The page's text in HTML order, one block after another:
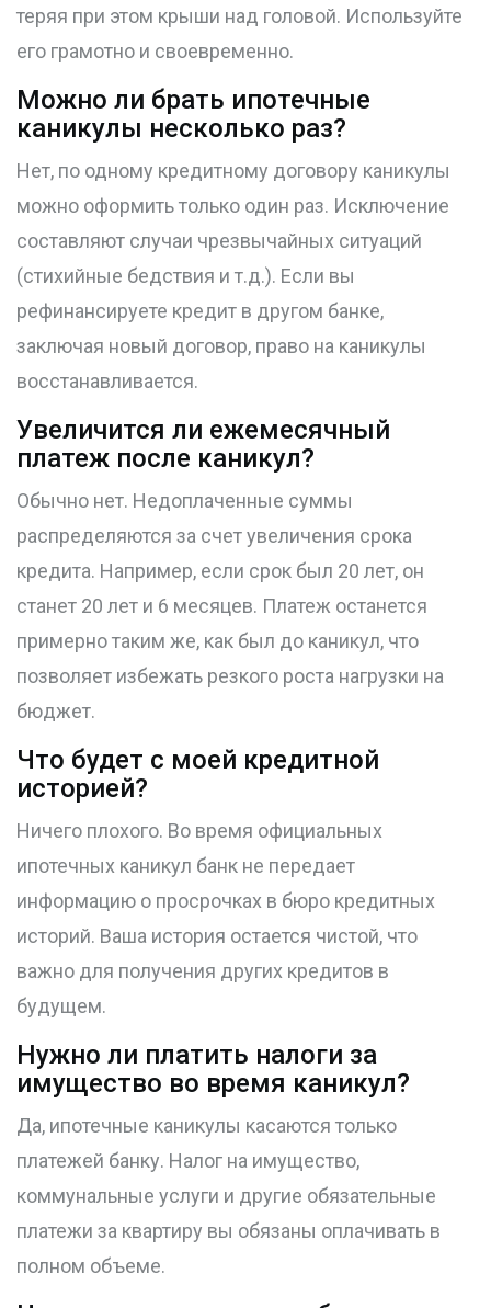
теряя при этом крыши над головой. Используйте
его грамотно и своевременно.
Можно ли брать ипотечные
каникулы несколько раз?
Нет, по одному кредитному договору каникулы
можно оформить только один раз. Исключение
составляют случаи чрезвычайных ситуаций
(стихийные бедствия и т.д.). Если вы
рефинансируете кредит в другом банке,
заключая новый договор, право на каникулы
восстанавливается.
Увеличится ли ежемесячный
платеж после каникул?
Обычно нет. Недоплаченные суммы
распределяются за счет увеличения срока
кредита. Например, если срок был 20 лет, он
станет 20 лет и 6 месяцев. Платеж останется
примерно таким же, как был до каникул, что
позволяет избежать резкого роста нагрузки на
бюджет.
Что будет с моей кредитной
историей?
Ничего плохого. Во время официальных
ипотечных каникул банк не передает
информацию о просрочках в бюро кредитных
историй. Ваша история остается чистой, что
важно для получения других кредитов в
будущем.
Нужно ли платить налоги за
имущество во время каникул?
Да, ипотечные каникулы касаются только
платежей банку. Налог на имущество,
коммунальные услуги и другие обязательные
платежи за квартиру вы обязаны оплачивать в
полном объеме.